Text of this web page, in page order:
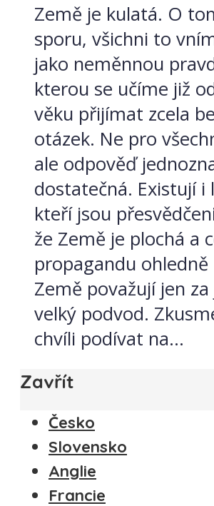
Země je kulatá. O
sporu, všichni to
jako neměnnou
kterou se učíme již
věku přijímat zcela
otázek. Ne pro
ale odpověď
dostatečná. Existují i
kteří jsou
že Země je plochá a
propagandu
Země považují jen
velký podvod.
chvíli podívat na...
Zavřít
Česko
Slovensko
Anglie
Francie